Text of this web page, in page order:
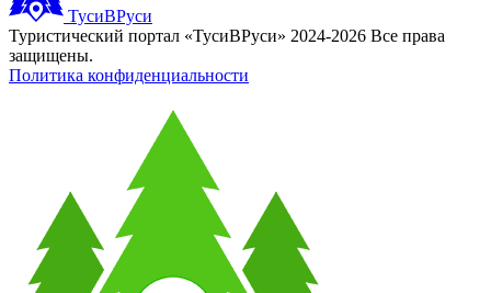
ТусиВРуси
Туристический портал «ТусиВРуси» 2024-2026 Все права
защищены.
Политика конфиденциальности